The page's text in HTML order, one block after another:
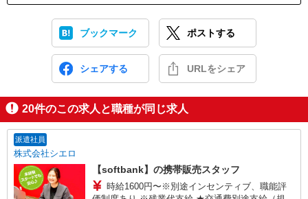
ブックマーク ポストする
シェアする URLをシェア
20件のこの求人と職種が同じ求人
派遣社員
株式会社シエロ
【softbank】の携帯販売スタッフ
時給1600円〜※別途インセンティブ、職能評